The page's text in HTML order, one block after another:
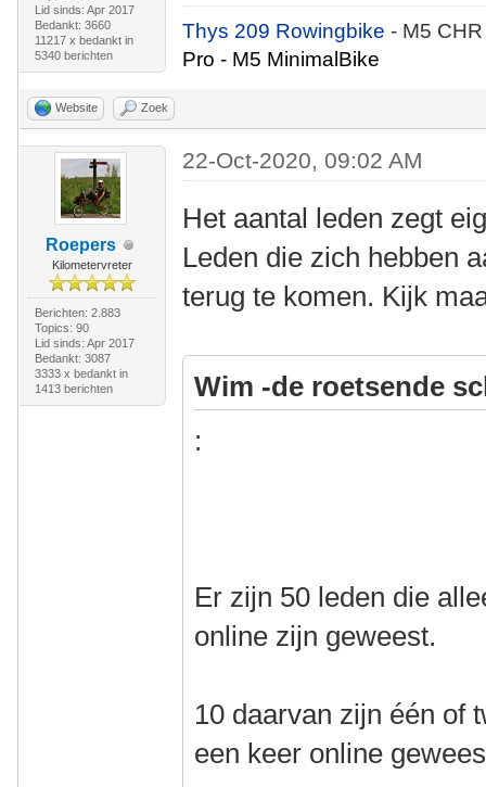
Lid sinds: Apr 2017
Bedankt: 3660
11217 x bedankt in
5340 berichten
Thys 209 Rowingbike- M5
Pro - M5 MinimalBike
Website Zoek
Roepers
Kilometervreter
Berichten: 2.883
Topics: 90
Lid sinds: Apr 2017
Bedankt: 3087
3333 x bedankt in
1413 berichten
22-Oct-2020, 09:02 AM
Het aantal leden zegt
Leden die zich hebben
terug te komen. Kijk
Wim -de roetsende
:
Er zijn 50 leden die
online zijn geweest.
10 daarvan zijn één of
een keer online